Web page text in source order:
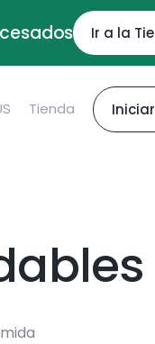
Ir a la
Tienda